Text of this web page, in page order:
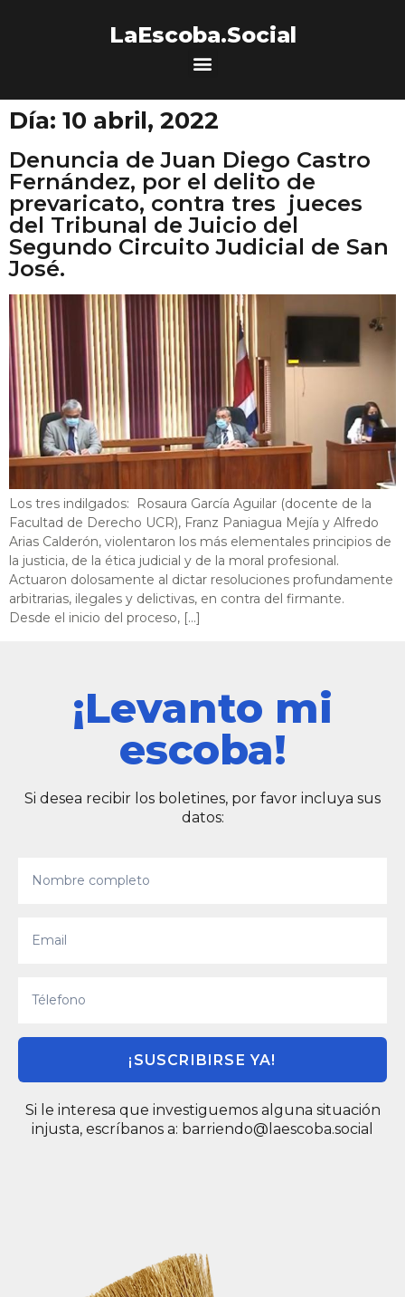
LaEscoba.Social
Día: 10 abril, 2022
Denuncia de Juan Diego Castro
Fernández, por el delito de
prevaricato, contra tres jueces
del Tribunal de Juicio del
Segundo Circuito Judicial de San
José.
Los tres indilgados: Rosaura García Aguilar (docente de la
Facultad de Derecho UCR), Franz Paniagua Mejía y Alfredo
Arias Calderón, violentaron los más elementales principios de
la justicia, de la ética judicial y de la moral profesional.
Actuaron dolosamente al dictar resoluciones profundamente
arbitrarias, ilegales y delictivas, en contra del firmante.
Desde el inicio del proceso, […]
¡Levanto mi
escoba!
Si desea recibir los boletines, por favor incluya sus
datos:
¡SUSCRIBIRSE YA!
Si le interesa que investiguemos alguna situación
injusta, escríbanos a: barriendo@laescoba.social